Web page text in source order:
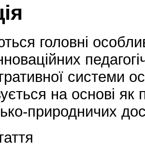
головні
системи
на основі як
природничих